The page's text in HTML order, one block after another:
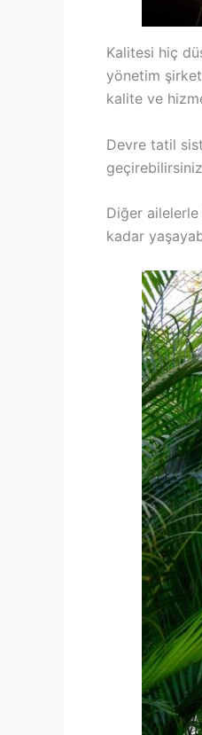
Kalitesi hiç
yönetim
kalite ve
Devre tatil
Diğer
kadar